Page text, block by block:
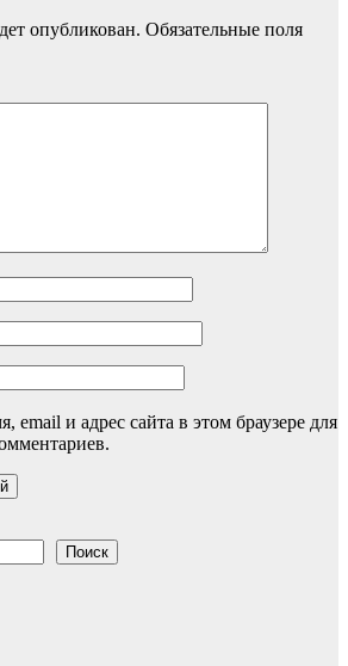
опубликован. Обязательные поля
email и адрес сайта в этом браузере для
Поиск